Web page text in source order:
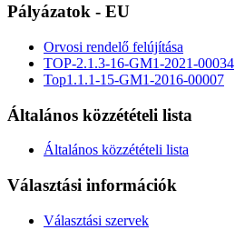
Pályázatok - EU
Orvosi rendelő felújítása
TOP-2.1.3-16-GM1-2021-00034
Top1.1.1-15-GM1-2016-00007
Általános közzétételi lista
Általános közzétételi lista
Választási információk
Választási szervek